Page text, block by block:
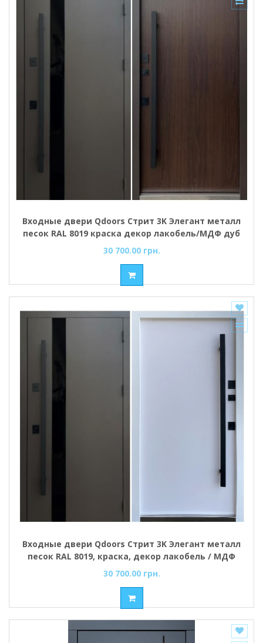
Входные двери Qdoors Стрит 3K Элегант металл
песок RAL 8019 краска декор лакобель/МДФ дуб
темный (улица)
30 700.00 грн.
Входные двери Qdoors Стрит 3K Элегант металл
песок RAL 8019, краска, декор лакобель / МДФ
Белая шагрень (Vinorit)
30 700.00 грн.